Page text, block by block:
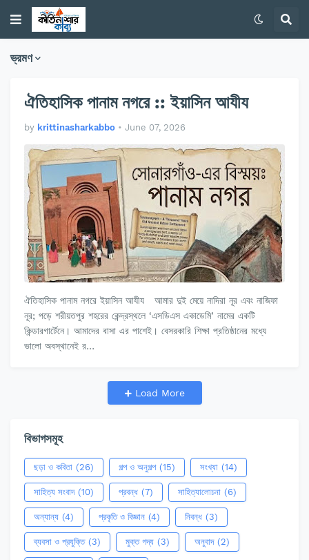
ভ্রমণ
ঐতিহাসিক পানাম নগরে :: ইয়াসিন আযীয
by krittinasharkabbo • June 07, 2026
ঐতিহাসিক পানাম নগরে ইয়াসিন আযীয আমার দুই মেয়ে নাদিরা নূর এবং নাজিফা
নূর; পড়ে শরীয়তপুর শহরের কেন্দ্রস্থলে ‘এসডিএস একাডেমি’ নামের একটি
কিন্ডারগার্টেনে। আমাদের বাসা এর পাশেই। বেসরকারি শিক্ষা প্রতিষ্ঠানের মধ্যে
ভালো অবস্থানেই র…
Load More
বিভাগসমূহ
ছড়া ও কবিতা (26) গল্প ও অনুগল্প (15) সংখ্যা (14)
সাহিত্য সংবাদ (10) প্রবন্ধ (7) সাহিত্যালোচনা (6)
অন্যান্য (4) প্রকৃতি ও বিজ্ঞান (4) নিবন্ধ (3)
ব্যবসা ও প্রযুক্তি (3) মুক্ত গদ্য (3) অনুবাদ (2)